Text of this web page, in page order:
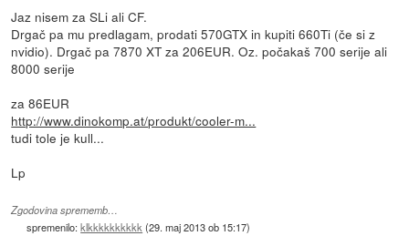
Jaz nisem za SLi ali CF.
Drgač pa mu predlagam, prodati 570GTX in kupiti 660Ti (če si z
nvidio). Drgač pa 7870 XT za 206EUR. Oz. počakaš 700 serije ali
8000 serije
za 86EUR
http://www.dinokomp.at/produkt/cooler-m...
tudi tole je kull...
Lp
Zgodovina sprememb…
spremenilo:klkkkkkkkkkk (29. maj 2013 ob 15:17)